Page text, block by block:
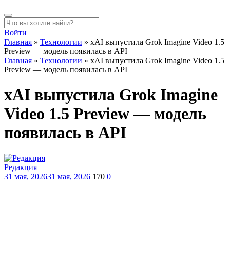
Войти
Главная » Технологии » xAI выпустила Grok Imagine Video 1.5
Preview — модель появилась в API
Главная » Технологии » xAI выпустила Grok Imagine Video 1.5
Preview — модель появилась в API
xAI выпустила Grok Imagine
Video 1.5 Preview — модель
появилась в API
Редакция
31 мая, 202631 мая, 2026 170 0